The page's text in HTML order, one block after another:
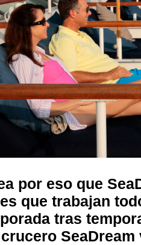
por eso que
que trabajan
tras